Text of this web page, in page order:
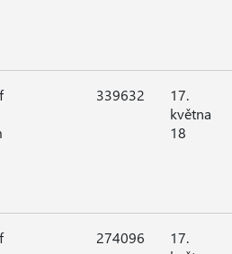
339632
17.
května
18
274096
17.